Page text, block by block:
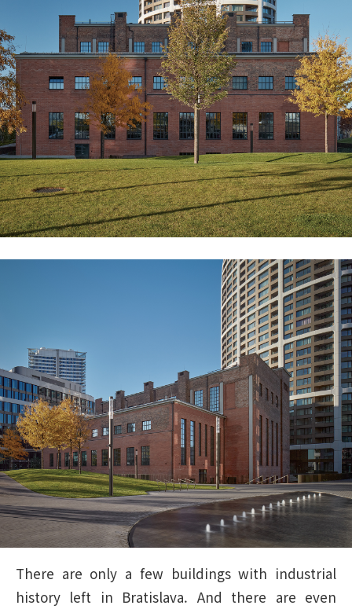
There are only a few buildings with industrial
history left in Bratislava. And there are even